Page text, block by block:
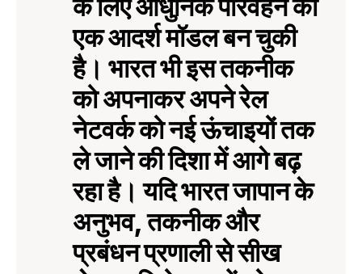
के लिए आधुनिक परिवहन का
एक आदर्श मॉडल बन चुकी
है। भारत भी इस तकनीक
को अपनाकर अपने रेल
नेटवर्क को नई ऊंचाइयों तक
ले जाने की दिशा में आगे बढ़
रहा है। यदि भारत जापान के
अनुभव, तकनीक और
प्रबंधन प्रणाली से सीख